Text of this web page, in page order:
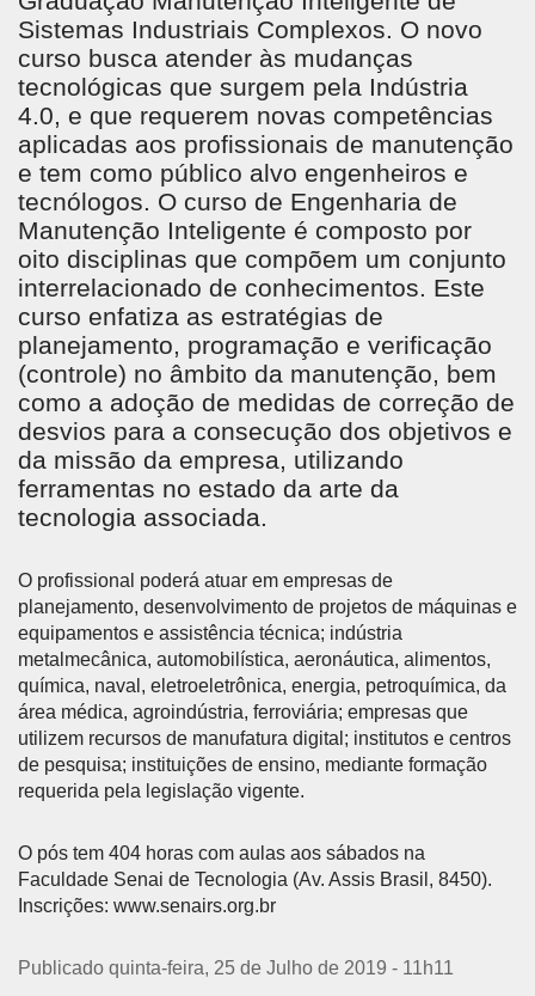
Sistemas Industriais Complexos. O novo
curso busca atender às mudanças
tecnológicas que surgem pela Indústria
4.0, e que requerem novas competências
aplicadas aos profissionais de manutenção
e tem como público alvo engenheiros e
tecnólogos. O curso de Engenharia de
Manutenção Inteligente é composto por
oito disciplinas que compõem um conjunto
interrelacionado de conhecimentos. Este
curso enfatiza as estratégias de
planejamento, programação e verificação
(controle) no âmbito da manutenção, bem
como a adoção de medidas de correção de
desvios para a consecução dos objetivos e
da missão da empresa, utilizando
ferramentas no estado da arte da
tecnologia associada.
O profissional poderá atuar em empresas de
planejamento, desenvolvimento de projetos de máquinas e
equipamentos e assistência técnica; indústria
metalmecânica, automobilística, aeronáutica, alimentos,
química, naval, eletroeletrônica, energia, petroquímica, da
área médica, agroindústria, ferroviária; empresas que
utilizem recursos de manufatura digital; institutos e centros
de pesquisa; instituições de ensino, mediante formação
requerida pela legislação vigente.
O pós tem 404 horas com aulas aos sábados na
Faculdade Senai de Tecnologia (Av. Assis Brasil, 8450).
Inscrições: www.senairs.org.br
Publicado quinta-feira, 25 de Julho de 2019 - 11h11